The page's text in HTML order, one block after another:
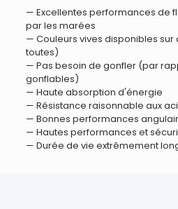
— Excellentes performances de
par les marées
— Couleurs vives disponibles
toutes)
— Pas besoin de gonfler (par
gonflables)
— Haute absorption d'énergie
— Résistance raisonnable aux
— Bonnes performances
— Hautes performances et
— Durée de vie extrêmement